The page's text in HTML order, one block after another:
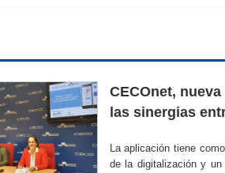
CECOnet,
las sinergias
La aplicación tiene
de la digitalización y un